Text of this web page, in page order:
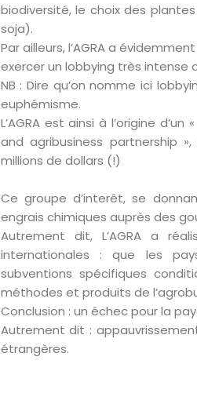
biodiversité, le choix des
soja).
Par ailleurs, l’AGRA a
exercer un lobbying très intense
NB : Dire qu’on nomme ici
euphémisme.
L’AGRA est ainsi à l’origine
and agribusiness partnership
millions de dollars (!)
Ce groupe d’interêt, se
engrais chimiques auprès des
Autrement dit, L’AGRA a
internationales : que les
subventions spécifiques
méthodes et produits de
Conclusion : un échec pour la
Autrement dit :
étrangères.